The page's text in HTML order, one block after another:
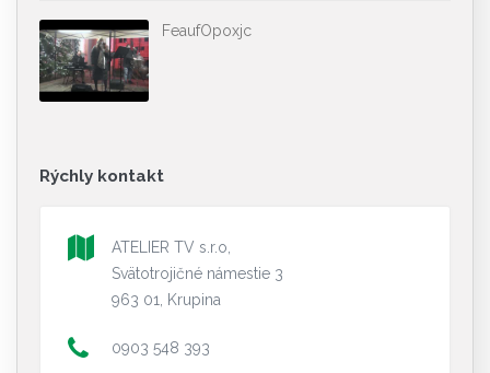
FeaufOpoxjc
Rýchly kontakt
ATELIER TV s.r.o,
Svätotrojičné námestie 3
963 01, Krupina
0903 548 393